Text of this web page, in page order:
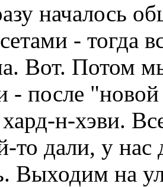
началось
- тогда
Вот. Потом
- после
н-хэви.
то дали, у
Выходим на